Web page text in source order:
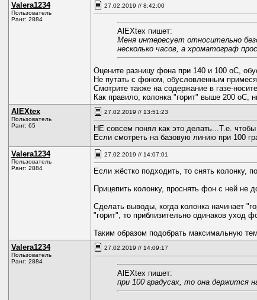
Valerа1234
Пользователь
Ранг: 2884
27.02.2019 // 8:42:00
AlEXtex пишет:
Меня интересует относительно
несколько часов, а хроматограф
Оцените разницу фона при 140 и 100 оС,
Не путать с фоном, обусловленным
Смотрите также на содержание в газе-
Как правило, колонка "горит" выше 200 оС,
AlEXtex
Пользователь
Ранг: 65
27.02.2019 // 13:51:23
НЕ совсем понял как это делать...Т.е.
Если смотреть на базовую линию при 100
Valerа1234
Пользователь
Ранг: 2884
27.02.2019 // 14:07:01
Если жёстко подходить, то снять колонку,
Прицепить колонку, проснять фон с ней не
Сделать выводы, когда колонка начинает
"горит", то приблизительно одинаков уход
Таким образом подобрать максимальную
Valerа1234
Пользователь
Ранг: 2884
27.02.2019 // 14:09:17
AlEXtex пишет:
при 100 градусах, то она держится